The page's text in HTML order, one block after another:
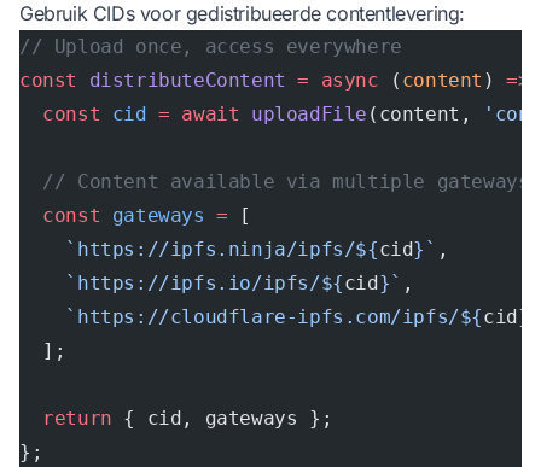
Gebruik CIDs voor gedistribueerde contentlevering:
// Upload once, access everywhere
const
distributeContent = async ( content ) =>
  const
cid = await uploadFile (content,
  // Content available via multiple gateways
  const
gateways = [
    `https://ipfs.ninja/ipfs/${
cid}` ,
    `https://ipfs.io/ipfs/${
cid}` ,
    `https://cloudflare-ipfs.com/ipfs/${
cid}`
  ];
  return
{ cid, gateways };
};